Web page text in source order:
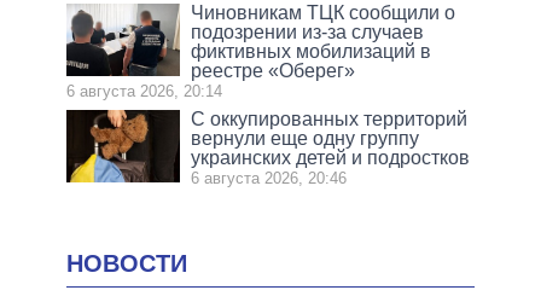
Чиновникам ТЦК сообщили о
подозрении из-за случаев
фиктивных мобилизаций в
реестре «Оберег»
6 августа 2026, 20:14
С оккупированных территорий
вернули еще одну группу
украинских детей и подростков
6 августа 2026, 20:46
НОВОСТИ